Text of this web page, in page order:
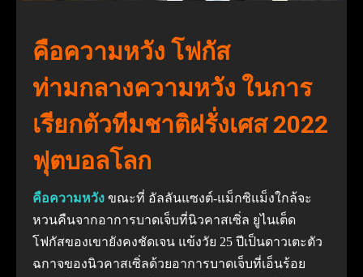
คือความหวัง โฟกัส
ท่ามกลางความหวัง ในการ
เรียกตัวทีมชาติฝรั่งเศส 2022
ฟุตบอลโลก
คือความหวัง ขณะที่ อัลลันแซงต์-แม็กซิแม็งใกล้จะ
หวนคืนจากอาการบาดเจ็บที่นิวคาสเซิ่ล ยูไนเต็ด
โฟกัสของเขายังคงชัดเจน แข้งวัย 25 ปีเป็นดาวเตะตัว
ฉกาจของนิวคาสเซิ่ลด้วยอาการบาดเจ็บที่เอ็นร้อย